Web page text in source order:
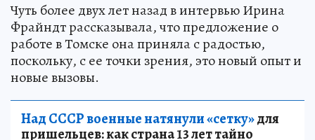
Чуть более двух лет назад в интервью Ирина
Фрайндт рассказывала, что предложение о
работе в Томске она приняла с радостью,
поскольку, с ее точки зрения, это новый опыт и
новые вызовы.
Над СССР военные натянули «сетку»для
пришельцев: как страна 13 лет тайно